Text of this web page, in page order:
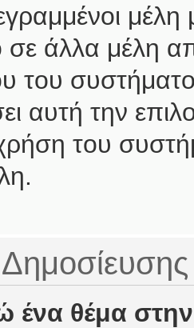
σε άλλα μέλη
του
αυτή την
του
ένα θέμα